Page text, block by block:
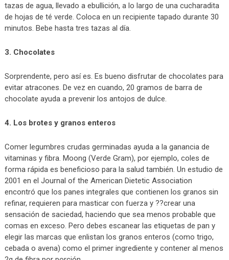
tazas de agua, llevado a ebullición, a lo largo de una cucharadita
de hojas de té verde. Coloca en un recipiente tapado durante 30
minutos. Bebe hasta tres tazas al día.
3. Chocolates
Sorprendente, pero así es. Es bueno disfrutar de chocolates para
evitar atracones. De vez en cuando, 20 gramos de barra de
chocolate ayuda a prevenir los antojos de dulce.
4. Los brotes y granos enteros
Comer legumbres crudas germinadas ayuda a la ganancia de
vitaminas y fibra. Moong (Verde Gram), por ejemplo, coles de
forma rápida es beneficioso para la salud también. Un estudio de
2001 en el Journal of the American Dietetic Association
encontró que los panes integrales que contienen los granos sin
refinar, requieren para masticar con fuerza y ??crear una
sensación de saciedad, haciendo que sea menos probable que
comas en exceso. Pero debes escanear las etiquetas de pan y
elegir las marcas que enlistan los granos enteros (como trigo,
cebada o avena) como el primer ingrediente y contener al menos